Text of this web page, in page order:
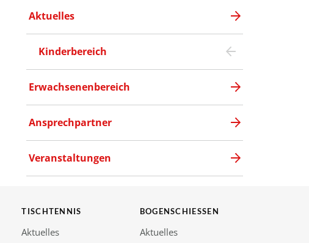
Aktuelles
Kinderbereich
Erwachsenenbereich
Ansprechpartner
Veranstaltungen
TISCHTENNIS
Aktuelles
BOGENSCHIESSEN
Aktuelles